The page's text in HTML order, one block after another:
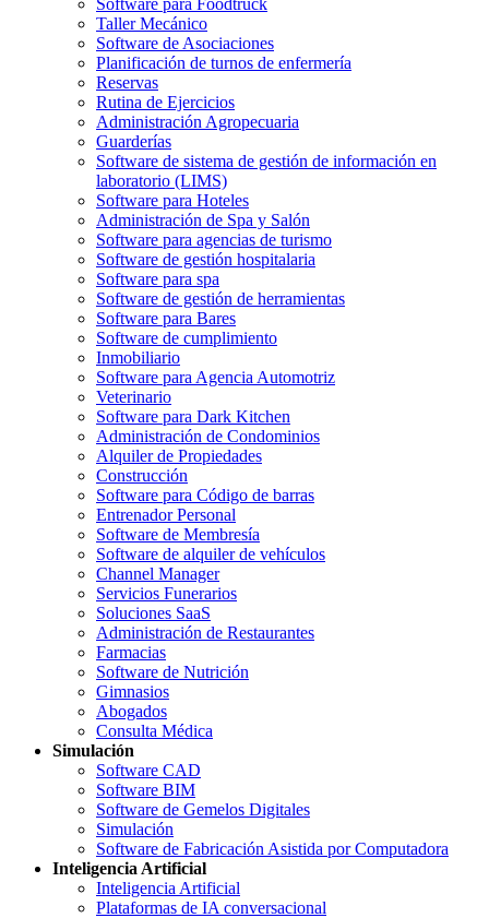
Taller Mecánico
Software de Asociaciones
Planificación de turnos de enfermería
Reservas
Rutina de Ejercicios
Administración Agropecuaria
Guarderías
Software de sistema de gestión de información en
laboratorio (LIMS)
Software para Hoteles
Administración de Spa y Salón
Software para agencias de turismo
Software de gestión hospitalaria
Software para spa
Software de gestión de herramientas
Software para Bares
Software de cumplimiento
Inmobiliario
Software para Agencia Automotriz
Veterinario
Software para Dark Kitchen
Administración de Condominios
Alquiler de Propiedades
Construcción
Software para Código de barras
Entrenador Personal
Software de Membresía
Software de alquiler de vehículos
Channel Manager
Servicios Funerarios
Soluciones SaaS
Administración de Restaurantes
Farmacias
Software de Nutrición
Gimnasios
Abogados
Consulta Médica
Simulación
Software CAD
Software BIM
Software de Gemelos Digitales
Simulación
Software de Fabricación Asistida por Computadora
Inteligencia Artificial
Inteligencia Artificial
Plataformas de IA conversacional